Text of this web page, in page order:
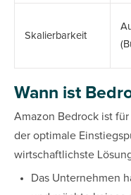
Skalierbarkeit
Wann ist
Amazon Bedrock ist
der optimale
wirtschaftlichste
Das Unternehmen